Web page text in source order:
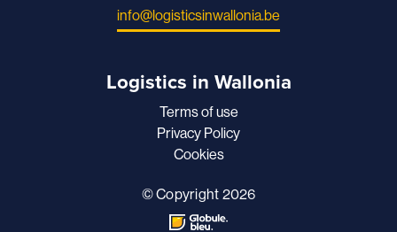
info@logisticsinwallonia.be
Logistics in Wallonia
Terms of use
Privacy Policy
Cookies
© Copyright 2026